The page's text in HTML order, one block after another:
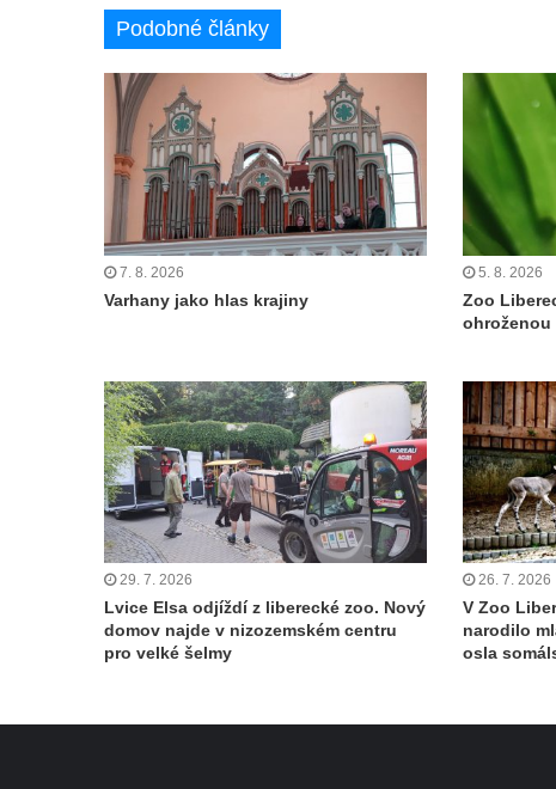
Podobné články
7. 8. 2026
Varhany jako hlas krajiny
5. 8. 2026
Zoo
29. 7. 2026
Lvice Elsa odjíždí z liberecké zoo. Nový
domov najde v nizozemském centru
pro velké šelmy
26. 7. 2026
V Zoo
narodilo
osla